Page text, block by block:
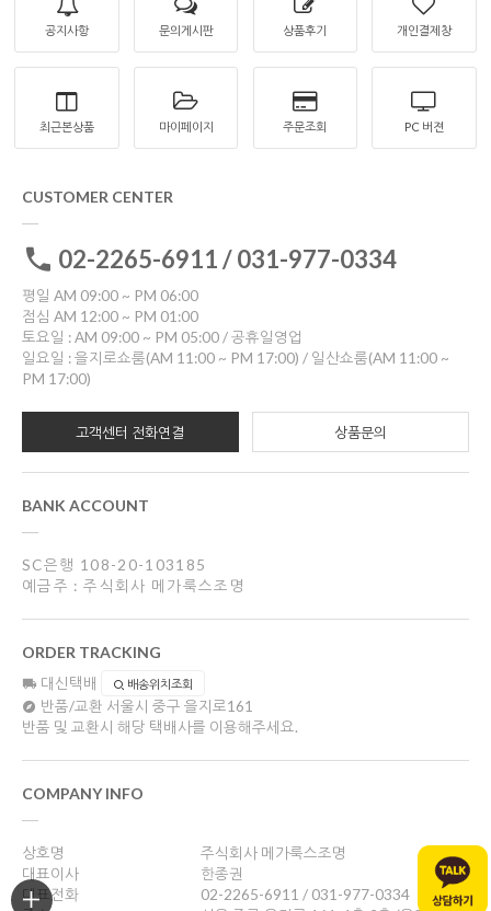
공지사항 문의게시판 상품후기 개인결제창
최근본상품 마이페이지 주문조회 PC 버젼
CUSTOMER CENTER
02-2265-6911 / 031-977-0334
평일 AM 09:00 ~ PM 06:00
점심 AM 12:00 ~ PM 01:00
토요일 : AM 09:00 ~ PM 05:00 / 공휴일영업
일요일 : 을지로쇼룸(AM 11:00 ~ PM 17:00) / 일산쇼룸(AM 11:00 ~
PM 17:00)
고객센터 전화연결 상품문의
BANK ACCOUNT
SC은행 108-20-103185
예금주 : 주식회사 메가룩스조명
ORDER TRACKING
대신택배 배송위치조회
반품/교환 서울시 중구 을지로161
반품 및 교환시 해당 택배사를 이용해주세요.
COMPANY INFO
상호명
주식회사 메가룩스조명
대표이사
한종권
대표전화
02-2265-6911 / 031-977-0334